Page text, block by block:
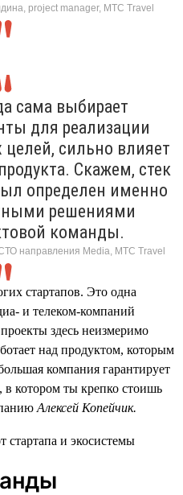
project manager, МТС Travel
сама выбирает
для реализации
целей, сильно влияет
Скажем, стек
определен именно
решениями
команды.
направления Media, МТС Travel
стартапов. Это одна
и телеком-компаний
здесь неизмеримо
над продуктом, которым
компания гарантирует
в котором ты крепко стоишь
Алексей Копейчик.